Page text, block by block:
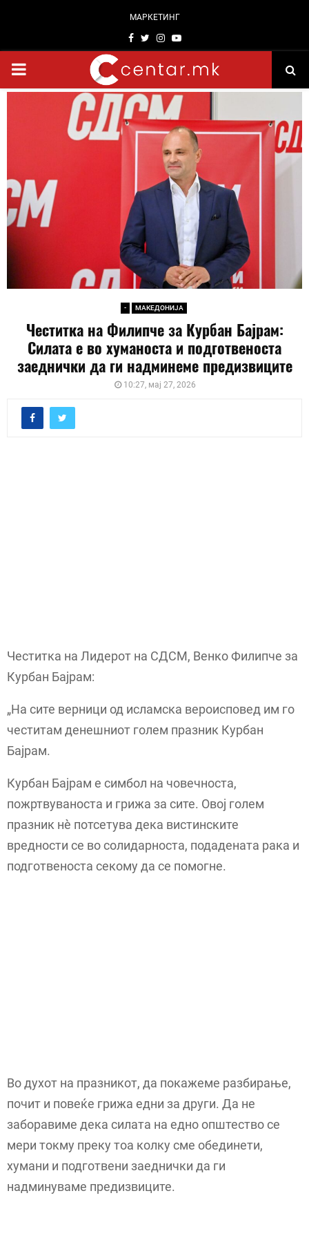
МАРКЕТИНГ
Facebook
TwitterInstagram
Youtube
PRIMARY
- МАКЕДОНИЈА
Честитка на Филипче за Курбан Бајрам:
Силата е во хуманоста и подготвеноста
заеднички да ги надминеме предизвиците
10:27, мај 27, 2026
Честитка на Лидерот на СДСМ, Венко Филипче за
Курбан Бајрам:
„На сите верници од исламска вероисповед им го
честитам денешниот голем празник Курбан
Бајрам.
Курбан Бајрам е симбол на човечноста,
пожртвуваноста и грижа за сите. Овој голем
празник нè потсетува дека вистинските
вредности се во солидарноста, подадената рака и
подготвеноста секому да се помогне.
Во духот на празникот, да покажеме разбирање,
почит и повеќе грижа едни за други. Да не
заборавиме дека силата на едно општество се
мери токму преку тоа колку сме обединети,
хумани и подготвени заеднички да ги
надминуваме предизвиците.